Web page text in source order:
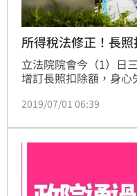
所得稅法修正！長
立法院院會今（1）日
增訂長照扣除額，身
時即可適用，預估29萬
2019/07/01 06:39